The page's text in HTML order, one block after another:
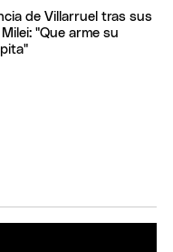
de Villarruel tras sus
"Que arme su